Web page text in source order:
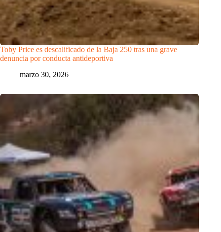
Toby Price es descalificado de la Baja 250 tras una grave
denuncia por conducta antideportiva
marzo 30, 2026